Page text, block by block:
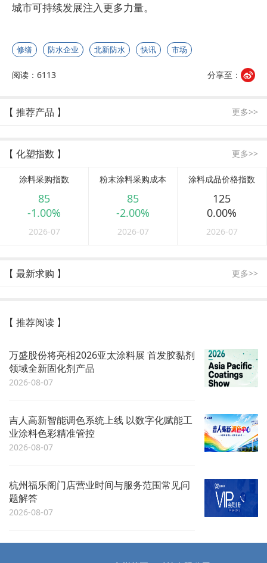
城市可持续发展注入更多力量。
修缮 防水企业 北新防水 快讯 市场
阅读：6113 分享至：
【 推荐产品 】 更多>>
【 化塑指数 】 更多>>
涂料采购指数
85
-1.00%
2026-07
粉末涂料采购成本
85
-2.00%
2026-07
涂料成品价格指数
125
0.00%
2026-07
【 最新求购 】 更多>>
【 推荐阅读 】
万盛股份将亮相2026亚太涂料展 首发胶黏剂
领域全新固化剂产品
2026-08-07
吉人高新智能调色系统上线 以数字化赋能工
业涂料色彩精准管控
2026-08-07
杭州福乐阁门店营业时间与服务范围常见问
题解答
2026-08-07